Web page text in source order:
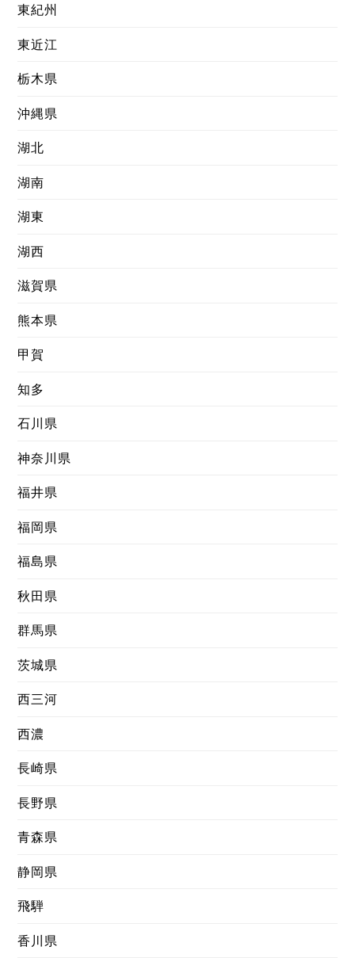
東紀州
東近江
栃木県
沖縄県
湖北
湖南
湖東
湖西
滋賀県
熊本県
甲賀
知多
石川県
神奈川県
福井県
福岡県
福島県
秋田県
群馬県
茨城県
西三河
西濃
長崎県
長野県
青森県
静岡県
飛騨
香川県